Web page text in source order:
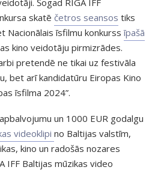
skatē četros seansos tiks
Nacionālais īsfilmu konkurssīpašā
kino veidotāju pirmizrādes.
pretendē ne tikai uz festivāla
bet arī kandidatūru Eiropas Kino
īsfilma 2024”.
un 1000 EUR godalgu
videoklipi no Baltijas valstīm,
kino un radošās nozares
IFF Baltijas mūzikas video